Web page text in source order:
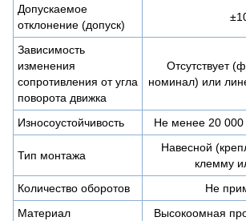
Допускаемое
отклонение (допуск)
Зависимость
изменения
сопротивления от угла
поворота движка
Отсутствует
номинал) или
Износоустойчивость Не менее 20 000
Тип монтажа
Навесной
клемму
Количество оборотов
Не
Материал
Высокоомная